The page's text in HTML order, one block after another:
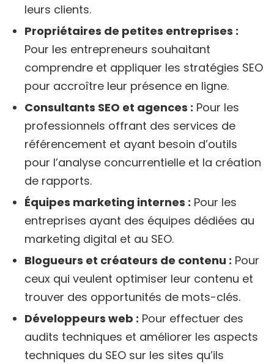
leurs clients.
Propriétaires de petites entreprises :
Pour les entrepreneurs souhaitant
comprendre et appliquer les stratégies SEO
pour accroître leur présence en ligne.
Consultants SEO et agences : Pour les
professionnels offrant des services de
référencement et ayant besoin d’outils
pour l’analyse concurrentielle et la création
de rapports.
Équipes marketing internes : Pour les
entreprises ayant des équipes dédiées au
marketing digital et au SEO.
Blogueurs et créateurs de contenu : Pour
ceux qui veulent optimiser leur contenu et
trouver des opportunités de mots-clés.
Développeurs web : Pour effectuer des
audits techniques et améliorer les aspects
techniques du SEO sur les sites qu’ils